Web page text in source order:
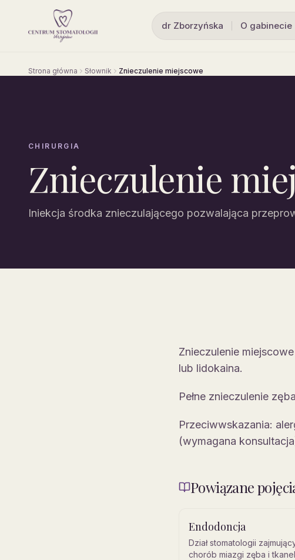
dr Zborzyńska O gabinecie
Strona główna Słownik Znieczulenie miejscowe
CHIRURGIA
Znieczulenie
Iniekcja środka znieczulającego pozwalająca
Znieczulenie
lub lidokaina.
Pełne znieczulenie
Przeciwwskazania:
(wymagana
Powiązane
Endodoncja
Dział stomatologii
chorób miazgi zęba i